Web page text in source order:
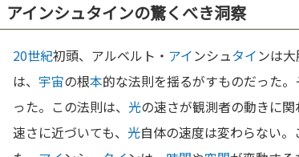
アインシュタインの驚くべき洞察
20世紀初頭、アルベルト・ アインシュタインは
は、 宇宙の根本的な法則を揺るがすものだった。
った。この法則は、 光の速さが観測者の動きに
速さに近づいても、 光自体の速度は変わらない。